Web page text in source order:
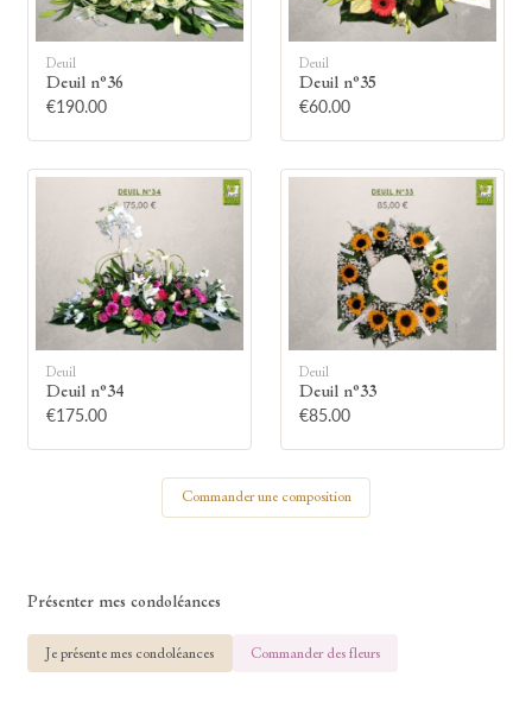
Allumez une bougie
Montrez votre soutien à la famille en
allumant symboliquement une bougie.
Votre prénom
Votre nom
🕯 Allumer ma bougie
Deuil
Deuil n°36
€190.00
Deuil
Deuil n°35
€60.00
Deuil
Deuil n°34
€175.00
Deuil
Deuil n°33
€85.00
Commander une composition
Présenter mes condoléances
Je présente mes condoléances Commander des fleurs